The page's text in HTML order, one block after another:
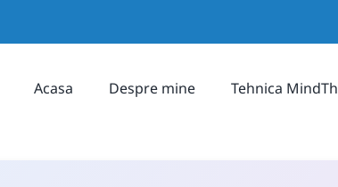
Acasa Despre mine Tehnica